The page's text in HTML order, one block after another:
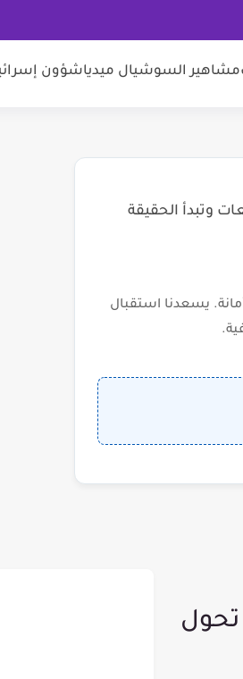
مشاهير السوشيال ميدياشؤون
وتبدأ الحقيقة
يسعدنا استقبال
تحول